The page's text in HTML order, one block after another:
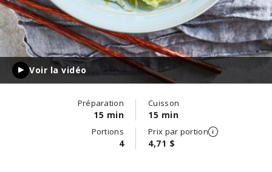
Voir la vidéo
Préparation
15 min
Cuisson
15 min
Portions
4
Prix par portion
4,71 $